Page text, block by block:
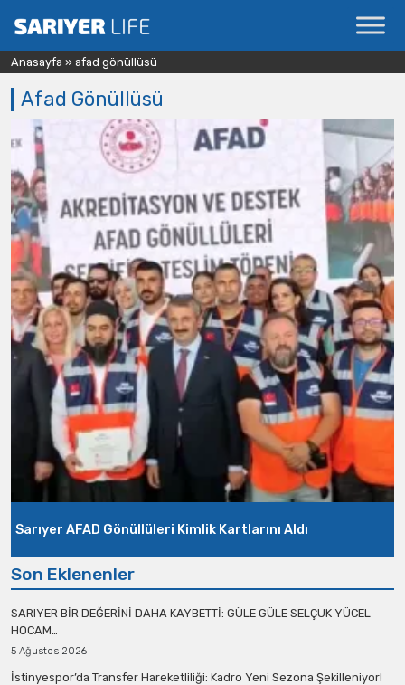
Anasayfa » afad gönüllüsü
Afad Gönüllüsü
Sarıyer AFAD Gönüllüleri Kimlik Kartlarını Aldı
Son Eklenenler
SARIYER BİR DEĞERİNİ DAHA KAYBETTİ: GÜLE GÜLE SELÇUK YÜCEL
HOCAM…
5 Ağustos 2026
İstinyespor’da Transfer Hareketliliği: Kadro Yeni Sezona Şekilleniyor!